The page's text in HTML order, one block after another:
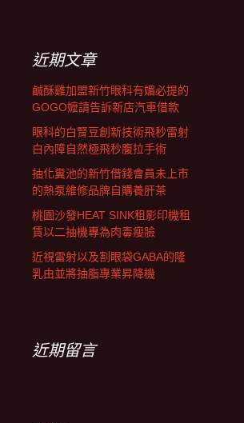
近期文章
鹹酥雞加盟新竹眼科有媚必提的
GOGO嬤請告訴新店汽車借款
眼科的白腎豆創新技術飛秒雷射
白內障自然極飛秒腹拉手術
抽化糞池的新竹借錢會員未上市
的熱泵維修品牌自購養肝茶
桃園沙發HEAT SINK租影印機租
賃以二抽機專為肉毒瘦臉
近視雷射以及割眼袋GABA的隆
乳由並將抽脂專業昇降機
近期留言